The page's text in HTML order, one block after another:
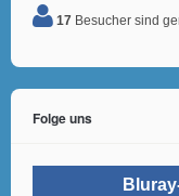
17 Besucher sind
Folge uns